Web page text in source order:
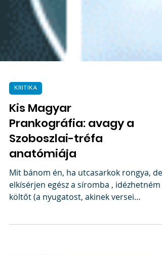
Kis Magyar
Prankográfia: avagy a
Szoboszlai-tréfa
anatómiája
Mit bánom én, ha utcasarkok rongya, de
költőt (a nyugatost, akinek versei